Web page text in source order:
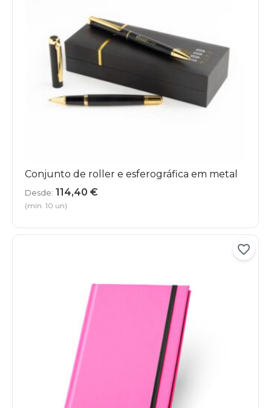
Conjunto de roller e esferográfica em metal
Desde: 114,40 €
(mín. 10 un)